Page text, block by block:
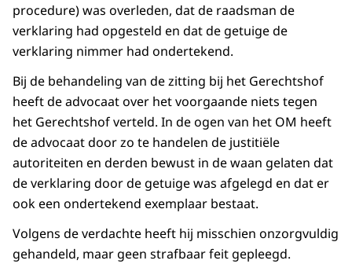
procedure) was overleden, dat de raadsman de
verklaring had opgesteld en dat de getuige de
verklaring nimmer had ondertekend.
Bij de behandeling van de zitting bij het Gerechtshof
heeft de advocaat over het voorgaande niets tegen
het Gerechtshof verteld. In de ogen van het OM heeft
de advocaat door zo te handelen de justitiële
autoriteiten en derden bewust in de waan gelaten dat
de verklaring door de getuige was afgelegd en dat er
ook een ondertekend exemplaar bestaat.
Volgens de verdachte heeft hij misschien onzorgvuldig
gehandeld, maar geen strafbaar feit gepleegd.